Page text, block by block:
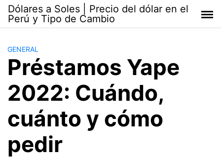
Saltar
contenido
Dólares a Soles | Precio del dólar en el
Perú y Tipo de Cambio
GENERAL
Préstamos Yape
2022: Cuándo,
cuánto y cómo
pedir